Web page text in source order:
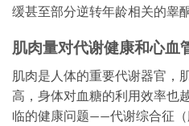
缓甚至部分逆转年龄相关的睾
肌肉量对代谢健康和心血
肌肉是人体的重要代谢器官，
高，身体对血糖的利用效率也
临的健康问题——代谢综合征